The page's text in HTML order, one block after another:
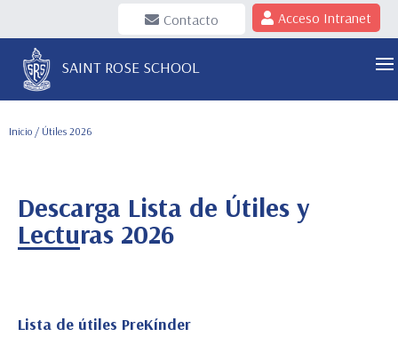
Contacto Acceso Intranet
SAINT ROSE SCHOOL
Inicio / Útiles 2026
Descarga Lista de Útiles y
Lecturas 2026
Lista de útiles PreKínder